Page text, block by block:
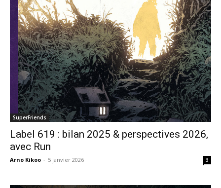
SuperFriends
Label 619 : bilan 2025 & perspectives 2026,
avec Run
Arno Kikoo - 5 janvier 2026 3